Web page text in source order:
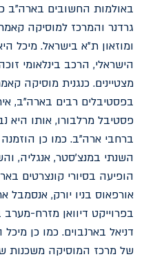
באולמות החשובים בארה"ב
גרדנר והמרכז למוסיקה
ומוזאון ת"א בישראל. מיכל
הישראלי, הרכב בינלאומי
מצטיינים. כנגנית מוסיקה
בפסטיבלים רבים בארה"ב,
פסטיבל מרלבורו, אותו היא
ברחבי ארה"ב. כמו כן
השנתי במנצ'סטר, אנגליה,
הופיעה בסיורי קונצרטים
אורפאוס בניו יורק, אנסמבל
בפרוייקט דיוואן מזרח-מערב
דניאל בארנבוים. כמו כן
של מרכז המוסיקה משכנות